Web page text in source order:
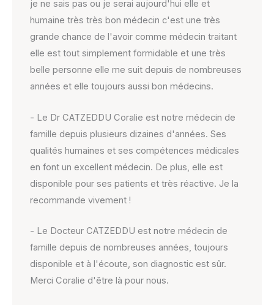
je ne sais pas ou je serai aujourd'hui elle et
humaine très très bon médecin c'est une très
grande chance de l'avoir comme médecin traitant
elle est tout simplement formidable et une très
belle personne elle me suit depuis de nombreuses
années et elle toujours aussi bon médecins.
- Le Dr CATZEDDU Coralie est notre médecin de
famille depuis plusieurs dizaines d'années. Ses
qualités humaines et ses compétences médicales
en font un excellent médecin. De plus, elle est
disponible pour ses patients et très réactive. Je la
recommande vivement !
- Le Docteur CATZEDDU est notre médecin de
famille depuis de nombreuses années, toujours
disponible et à l'écoute, son diagnostic est sûr.
Merci Coralie d'être là pour nous.